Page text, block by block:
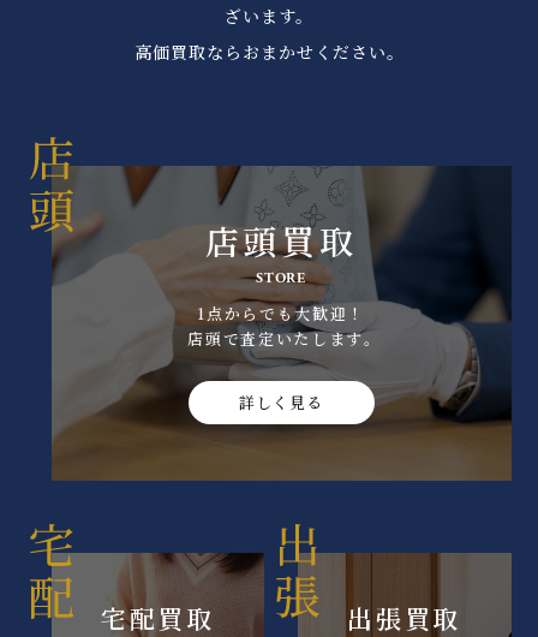
ざいます。
高価買取ならおまかせください。
店頭買取
STORE
1点からでも大歓迎！
店頭で査定いたします｡
詳しく見る
宅配買取 出張買取